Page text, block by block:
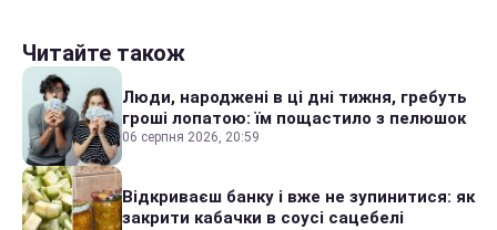
Читайте також
Люди, народжені в ці дні тижня, гребуть
гроші лопатою: їм пощастило з пелюшок
06 серпня 2026, 20:59
Відкриваєш банку і вже не зупинитися: як
закрити кабачки в соусі сацебелі